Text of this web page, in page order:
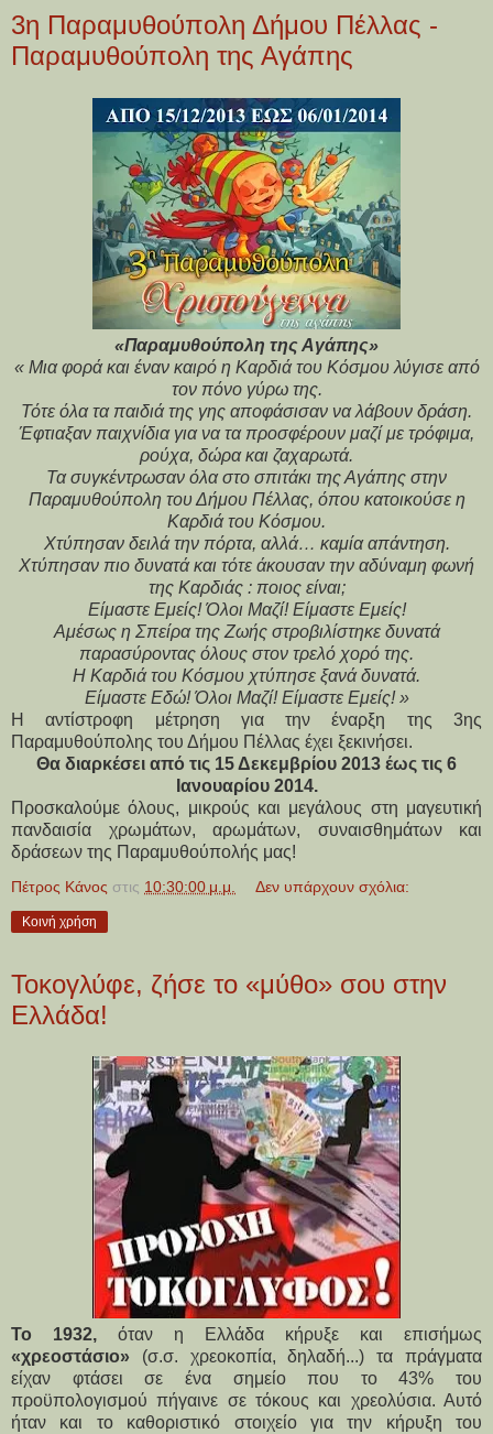
3η Παραμυθούπολη Δήμου Πέλλας -
Παραμυθούπολη της Αγάπης
«Παραμυθούπολη της Αγάπης»
« Μια φορά και έναν καιρό η Καρδιά του Κόσμου λύγισε από
τον πόνο γύρω της.
Τότε όλα τα παιδιά της γης αποφάσισαν να λάβουν δράση.
Έφτιαξαν παιχνίδια για να τα προσφέρουν μαζί με τρόφιμα,
ρούχα, δώρα και ζαχαρωτά.
Τα συγκέντρωσαν όλα στο σπιτάκι της Αγάπης στην
Παραμυθούπολη του Δήμου Πέλλας, όπου κατοικούσε η
Καρδιά του Κόσμου.
Χτύπησαν δειλά την πόρτα, αλλά… καμία απάντηση.
Χτύπησαν πιο δυνατά και τότε άκουσαν την αδύναμη φωνή
της Καρδιάς : ποιος είναι;
Είμαστε Εμείς! Όλοι Μαζί! Είμαστε Εμείς!
Αμέσως η Σπείρα της Ζωής στροβιλίστηκε δυνατά
παρασύροντας όλους στον τρελό χορό της.
Η Καρδιά του Κόσμου χτύπησε ξανά δυνατά.
Είμαστε Εδώ! Όλοι Μαζί! Είμαστε Εμείς! »
Η αντίστροφη μέτρηση για την έναρξη της 3ης
Παραμυθούπολης του Δήμου Πέλλας έχει ξεκινήσει.
Θα διαρκέσει από τις 15 Δεκεμβρίου 2013 έως τις 6
Ιανουαρίου 2014.
Προσκαλούμε όλους, μικρούς και μεγάλους στη μαγευτική
πανδαισία χρωμάτων, αρωμάτων, συναισθημάτων και
δράσεων της Παραμυθούπολής μας!
Πέτρος Κάνος στις 10:30:00 μ.μ. Δεν υπάρχουν σχόλια:
Κοινή χρήση
Τοκογλύφε, ζήσε το «μύθο» σου στην
Ελλάδα!
Το 1932, όταν η Ελλάδα κήρυξε και επισήμως
«χρεοστάσιο» (σ.σ. χρεοκοπία, δηλαδή...) τα πράγματα
είχαν φτάσει σε ένα σημείο που το 43% του
προϋπολογισμού πήγαινε σε τόκους και χρεολύσια. Αυτό
ήταν και το καθοριστικό στοιχείο για την κήρυξη του